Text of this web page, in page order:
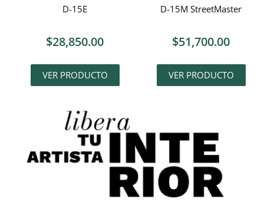
D-15E
$28,850.00
VER PRODUCTO
D-15M StreetMaster
$51,700.00
VER PRODUCTO